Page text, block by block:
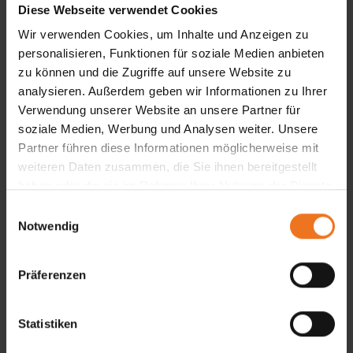
Diese Webseite verwendet Cookies
Wir verwenden Cookies, um Inhalte und Anzeigen zu
personalisieren, Funktionen für soziale Medien anbieten
zu können und die Zugriffe auf unsere Website zu
analysieren. Außerdem geben wir Informationen zu Ihrer
Verwendung unserer Website an unsere Partner für
soziale Medien, Werbung und Analysen weiter. Unsere
Partner führen diese Informationen möglicherweise mit
weiteren Daten zusammen, die Sie ihnen bereitgestellt
Notwendig
Präferenzen
Statistiken